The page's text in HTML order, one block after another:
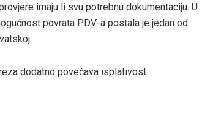
imaju li svu potrebnu dokumentaciju. U
povrata PDV-a postala je jedan od
dodatno povećava isplativost